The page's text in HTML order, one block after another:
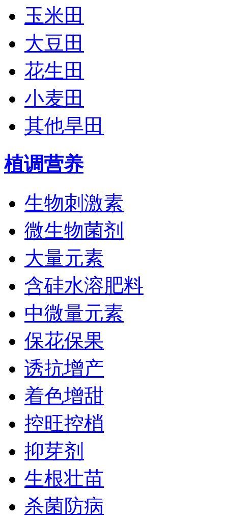
玉米田
大豆田
花生田
小麦田
其他旱田
植调营养
生物刺激素
微生物菌剂
大量元素
含硅水溶肥料
中微量元素
保花保果
诱抗增产
着色增甜
控旺控梢
抑芽剂
生根壮苗
杀菌防病